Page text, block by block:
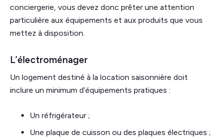
conciergerie, vous devez donc prêter une attention
particulière aux équipements et aux produits que vous
mettez à disposition.
L’électroménager
Un logement destiné à la location saisonnière doit
inclure un minimum d’équipements pratiques :
Un réfrigérateur ;
Une plaque de cuisson ou des plaques électriques ;